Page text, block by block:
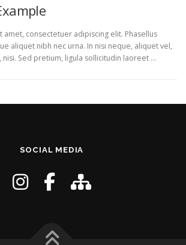
amet, consectetuer adipiscing elit. Phasellus
aliquet nibh nec urna. In nisi neque, aliquet vel,
nisi. Sed pretium, ligula sollicitudin laoreet …
SOCIAL MEDIA